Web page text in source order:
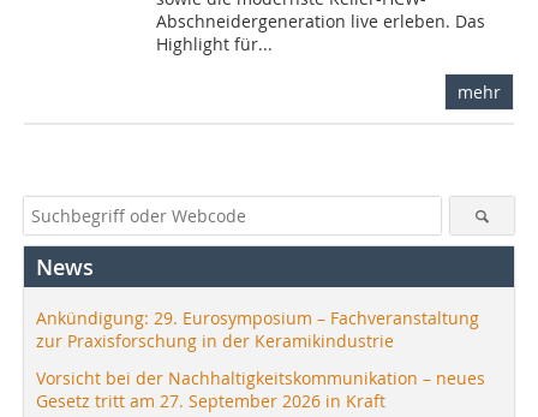
Abschneidergeneration live erleben. Das
Highlight für...
mehr
News
Ankündigung: 29. Eurosymposium – Fachveranstaltung
zur Praxisforschung in der Keramikindustrie
Vorsicht bei der Nachhaltigkeitskommunikation – neues
Gesetz tritt am 27. September 2026 in Kraft